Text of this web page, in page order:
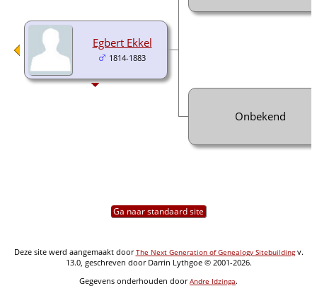
Egbert Ekkel
1814-1883
Onbekend
Ga naar standaard site
Deze site werd aangemaakt doorThe Next Generation of Genealogy Sitebuildingv.
13.0, geschreven door Darrin Lythgoe © 2001-2026.
Gegevens onderhouden doorAndre Idzinga.